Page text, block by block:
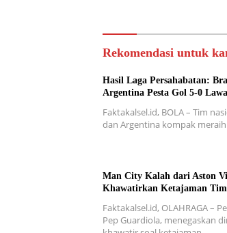
Rekomendasi untuk
Hasil Laga Persahabatan:
Argentina Pesta Gol 5-0
Faktakalsel.id, BOLA – Tim
dan Argentina kompak
Man City Kalah dari Aston
Khawatirkan Ketajaman Tim
Faktakalsel.id, OLAHRAGA –
Pep Guardiola, menegaskan